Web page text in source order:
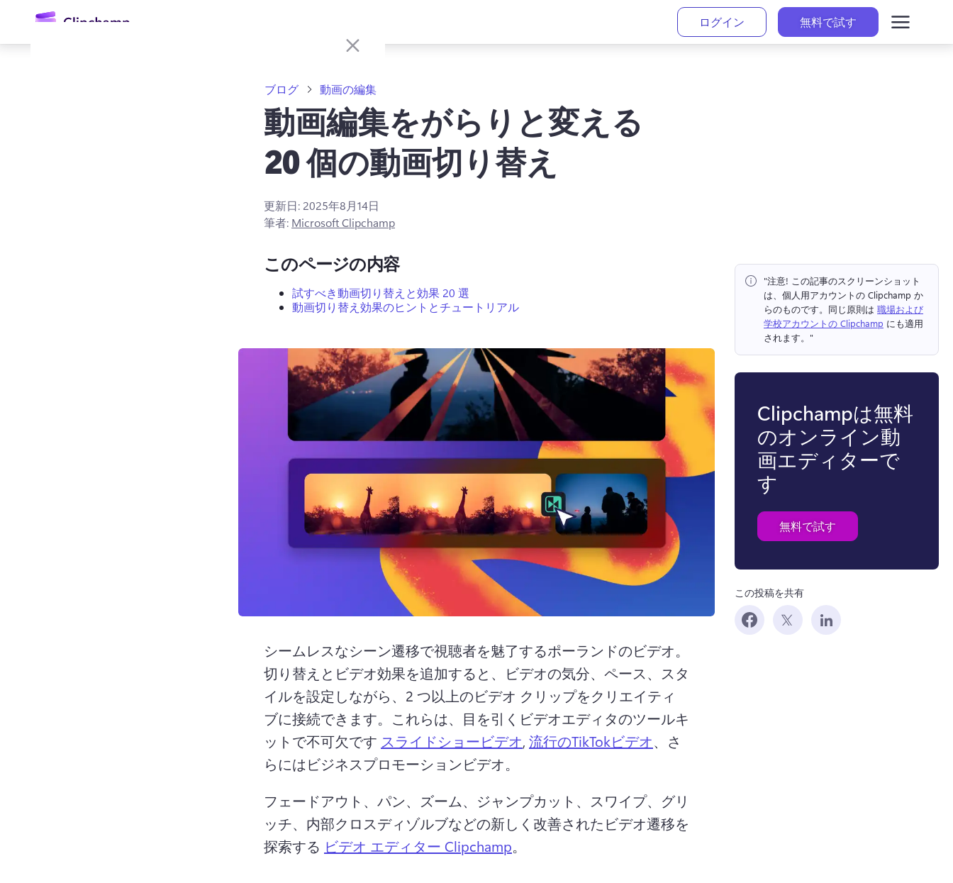
テ
ログイン 無料で試す
ブログ 動画の編集
動画編集をがらりと変える
20 個の動画切り替え
更新日: 2025年8月14日
筆者: Microsoft Clipchamp
このページの内容
試すべき動画切り替えと効果 20 選
動画切り替え効果のヒントとチュートリアル
シームレスなシーン遷移で視聴者を魅了するポーランドのビデオ。
切り替えとビデオ効果を追加すると、ビデオの気分、ペース、スタ
イルを設定しながら、2 つ以上のビデオ クリップをクリエイティ
ブに接続できます。 これらは、目を引くビデオエディタのツールキ
ットで不可欠です スライドショービデオ, 流行のTikTokビデオ、さ
らにはビジネスプロモーションビデオ。
フェードアウト、パン、ズーム、ジャンプカット、スワイプ、グリ
ッチ、内部クロスディゾルブなどの新しく改善されたビデオ遷移を
探索する ビデオ エディター Clipchamp。
"注意! この記事のスクリーンショット
は、個人用アカウントの Clipchamp か
らのものです。 同じ原則は 職場および
学校アカウントの Clipchamp にも適用
されます。"
Clipchampは無料
のオンライン動
画エディターで
す
無料で試す
この投稿を共有